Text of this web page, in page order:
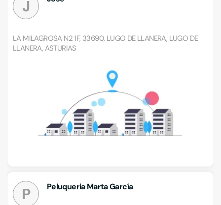
J
LA MILAGROSA N2 1F, 33690, LUGO DE LLANERA, LUGO DE
LLANERA, ASTURIAS
P Peluqueria Marta García